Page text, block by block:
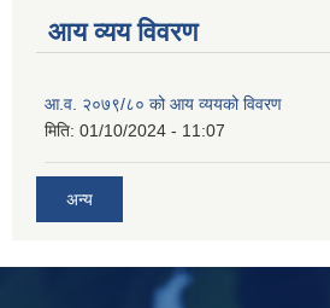
आय व्यय विवरण
आ.व. २०७९/८० को आय व्ययको विवरण
मिति: 01/10/2024 - 11:07
अन्य